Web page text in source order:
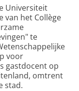
Universiteit
van het Collège
te
voor
gastdocent op
omtrent
stad.